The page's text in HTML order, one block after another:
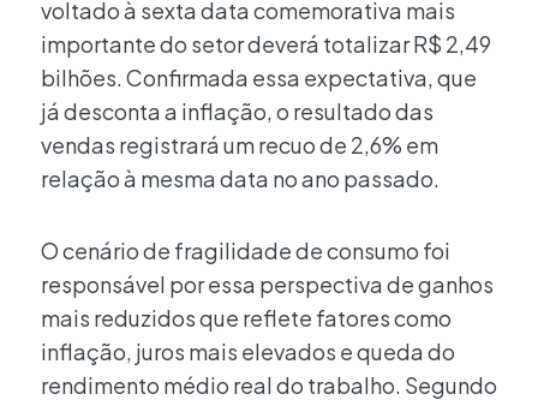
voltado à sexta data comemorativa mais
importante do setor deverá totalizar R$ 2,49
bilhões. Confirmada essa expectativa, que
já desconta a inflação, o resultado das
vendas registrará um recuo de 2,6% em
relação à mesma data no ano passado.
O cenário de fragilidade de consumo foi
responsável por essa perspectiva de ganhos
mais reduzidos que reflete fatores como
inflação, juros mais elevados e queda do
rendimento médio real do trabalho. Segundo